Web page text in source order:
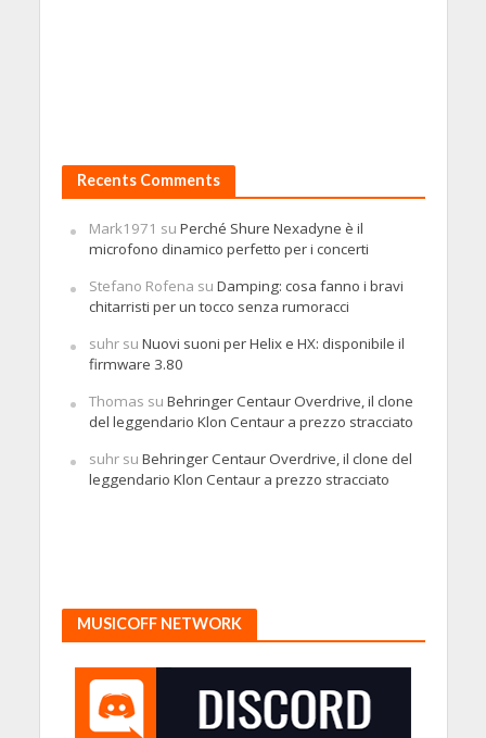
Recents Comments
Mark1971 su Perché Shure Nexadyne è il
microfono dinamico perfetto per i concerti
Stefano Rofena su Damping: cosa fanno i bravi
chitarristi per un tocco senza rumoracci
suhrsu Nuovi suoni per Helix e HX: disponibile il
firmware 3.80
Thomas su Behringer Centaur Overdrive, il clone
del leggendario Klon Centaur a prezzo stracciato
suhrsu Behringer Centaur Overdrive, il clone del
leggendario Klon Centaur a prezzo stracciato
MUSICOFF NETWORK